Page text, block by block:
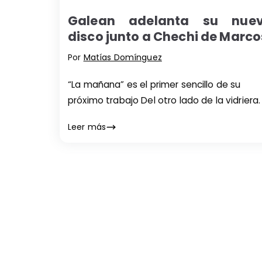
Galean adelanta su
disco junto a Chechi de
Por Matías Domínguez
“La mañana” es el primer sencillo de su
próximo trabajo Del otro lado de la vidriera.
Leer más